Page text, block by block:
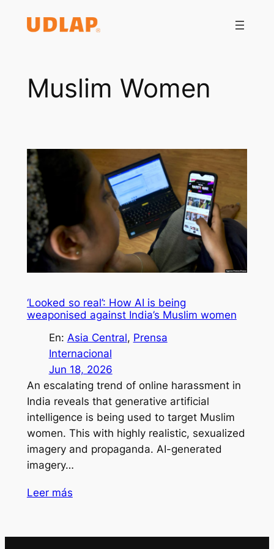
Muslim Women
‘Looked so real’: How AI is being
weaponised against India’s Muslim women
En: Asia Central, Prensa
Internacional
Jun 18, 2026
An escalating trend of online harassment in
India reveals that generative artificial
intelligence is being used to target Muslim
women. This with highly realistic, sexualized
imagery and propaganda. AI-generated
imagery…
Leer más